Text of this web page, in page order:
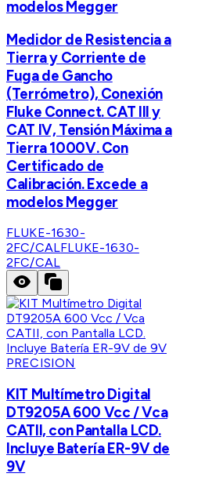
modelos Megger
Medidor de Resistencia a
Tierra y Corriente de
Fuga de Gancho
(Terrómetro), Conexión
Fluke Connect. CAT III y
CAT IV, Tensión Máxima a
Tierra 1000V. Con
Certificado de
Calibración. Excede a
modelos Megger
FLUKE-1630-
2FC/CALFLUKE-1630-
2FC/CAL
PRECISION
KIT Multímetro Digital
DT9205A 600 Vcc / Vca
CATII, con Pantalla LCD.
Incluye Batería ER-9V de
9V